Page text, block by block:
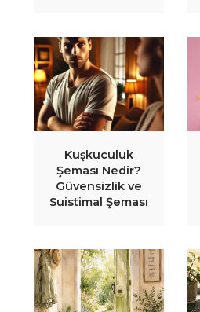
Kuşkuculuk
Şeması Nedir?
Güvensizlik ve
Suistimal Şeması